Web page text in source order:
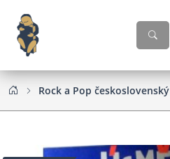
Rock a Pop československý